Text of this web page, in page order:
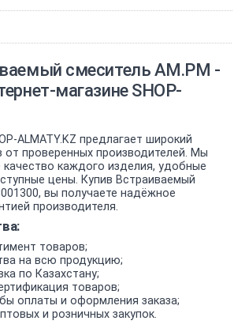
смеситель AM.PM -
магазине SHOP-
ALMATY.KZ предлагает широкий
от проверенных производителей. Мы
качество каждого изделия, удобные
цены. Купив Встраиваемый
вы получаете надёжное
производителя.
товаров;
на всю продукцию;
по Казахстану;
товаров;
оплаты и оформления заказа;
и розничных закупок.